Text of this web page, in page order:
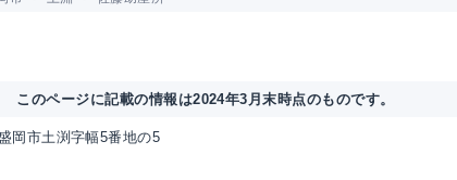
このページに記載の情報は2024年3月末時点のものです。
岡市土渕字幅5番地の5